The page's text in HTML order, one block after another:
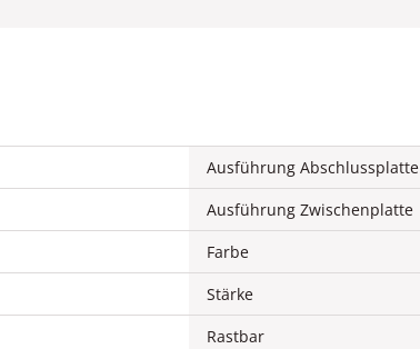
Ausführung Abschlussplatte
Ausführung Zwischenplatte
Farbe
Stärke
Rastbar